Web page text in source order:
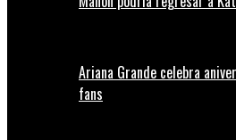
Ariana Grande celebra
fans